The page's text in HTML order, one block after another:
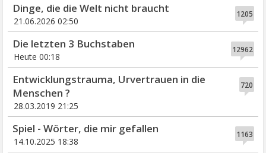
1205
Dinge, die die Welt nicht braucht
21.06.2026 02:50
12962
Die letzten 3 Buchstaben
Heute 00:18
720
Entwicklungstrauma, Urvertrauen in die
Menschen ?
28.03.2019 21:25
1163
Spiel - Wörter, die mir gefallen
14.10.2025 18:38